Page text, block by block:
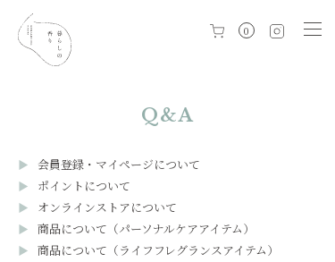
0
Q&A
会員登録・マイページについて
ポイントについて
オンラインストアについて
商品について（パーソナルケアアイテム）
商品について（ライフフレグランスアイテム）